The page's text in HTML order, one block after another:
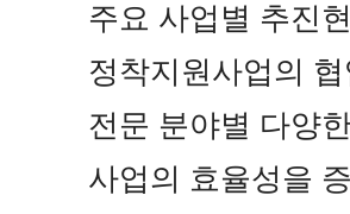
주요 사업별 추진
정착지원사업의
전문 분야별 다양
사업의 효율성을